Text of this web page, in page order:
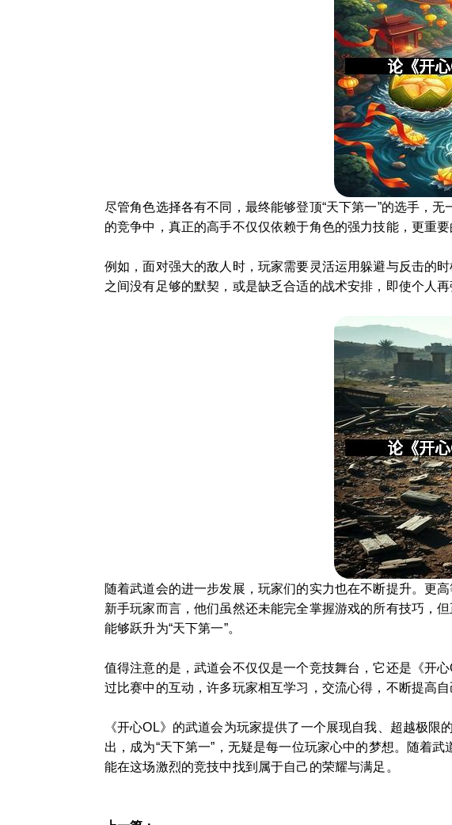
尽管角色选择各有不同，最终能够登顶“天下第一”的选手，
的竞争中，真正的高手不仅仅依赖于角色的强力技能，更重
例如，面对强大的敌人时，玩家需要灵活运用躲避与反击的
之间没有足够的默契，或是缺乏合适的战术安排，即使个人
随着武道会的进一步发展，玩家们的实力也在不断提升。更
新手玩家而言，他们虽然还未能完全掌握游戏的所有技巧，
能够跃升为“天下第一”。
值得注意的是，武道会不仅仅是一个竞技舞台，它还是《开
过比赛中的互动，许多玩家相互学习，交流心得，不断提高
《开心OL》的武道会为玩家提供了一个展现自我、超越极
出，成为“天下第一”，无疑是每一位玩家心中的梦想。随着
能在这场激烈的竞技中找到属于自己的荣耀与满足。